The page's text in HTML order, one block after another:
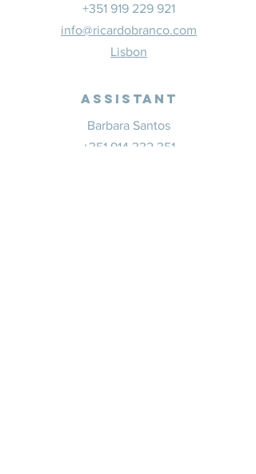
+351 919 229 921
info@ricardobranco.com
Lisbon
Assistant
Barbara Santos
+351 914 332 351